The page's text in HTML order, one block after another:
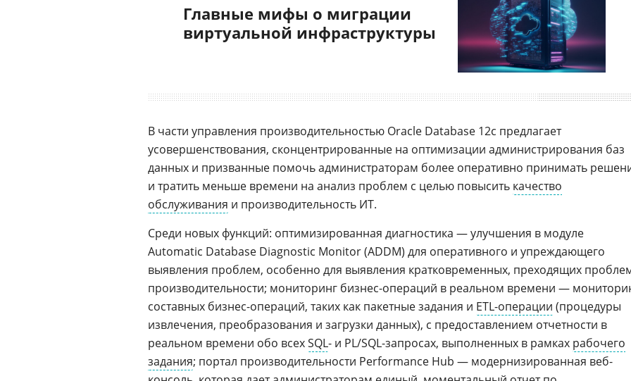
Главные мифы о миграции
виртуальной инфраструктуры
В части управления производительностью Oracle Database 12c предлагает
усовершенствования, сконцентрированные на оптимизации администрирования баз
данных и призванные помочь администраторам более оперативно принимать
и тратить меньше времени на анализ проблем с целью повысить качество
обслуживания и производительность ИТ.
Среди новых функций: оптимизированная диагностика — улучшения в модуле
Automatic Database Diagnostic Monitor (ADDM) для оперативного и упреждающего
выявления проблем, особенно для выявления кратковременных, преходящих
производительности; мониторинг бизнес-операций в реальном времени —
составных бизнес-операций, таких как пакетные задания и ETL-операции (процедуры
извлечения, преобразования и загрузки данных), с предоставлением отчетности в
реальном времени обо всехSQL- и PL/SQL-запросах, выполненных в рамках рабочего
задания; портал производительности Performance Hub — модернизированная веб-